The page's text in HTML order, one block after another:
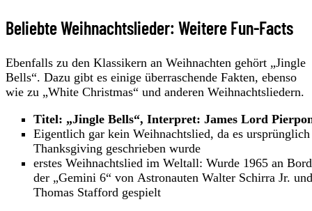
Beliebte Weihnachtslieder: Weitere Fun-Facts
Ebenfalls zu den Klassikern an Weihnachten gehört „Jingle
Bells“. Dazu gibt es einige überraschende Fakten, ebenso
wie zu „White Christmas“ und anderen Weihnachtsliedern.
Titel: „Jingle Bells“, Interpret: James Lord
Eigentlich gar kein Weihnachtslied, da es
Thanksgiving geschrieben wurde
erstes Weihnachtslied im Weltall: Wurde 1965 an Bord
der „Gemini 6“ von Astronauten Walter Schirra Jr. und
Thomas Stafford gespielt